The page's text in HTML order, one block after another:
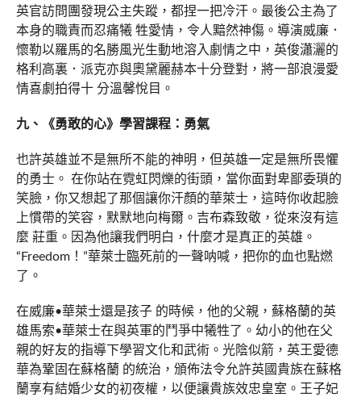
英官訪問團發現公主失蹤，都捏一把冷汗。最後公主為了
本身的職責而忍痛犧 牲愛情，令人黯然神傷。導演威廉．
懷勒以羅馬的名勝風光生動地溶入劇情之中，英俊瀟灑的
格利高裏．派克亦與奧黛麗赫本十分登對，將一部浪漫愛
情喜劇拍得十 分溫馨悅目。
九、《勇敢的心》學習課程：勇氣
也許英雄並不是無所不能的神明，但英雄一定是無所畏懼
的勇士。 在你站在霓虹閃爍的街頭，當你面對卑鄙委瑣的
笑臉，你又想起了那個讓你汗顏的華萊士，這時你收起臉
上慣帶的笑容，默默地向梅爾。吉布森致敬，從來沒有這
麼 莊重。因為他讓我們明白，什麼才是真正的英雄。
“Freedom！”華萊士臨死前的一聲呐喊，把你的血也點燃
了。
在威廉•華萊士還是孩子 的時候，他的父親，蘇格蘭的英
雄馬索•華萊士在與英軍的鬥爭中犧牲了。幼小的他在父
親的好友的指導下學習文化和武術。光陰似箭，英王愛德
華為鞏固在蘇格蘭 的統治，頒佈法令允許英國貴族在蘇格
蘭享有結婚少女的初夜權，以便讓貴族效忠皇室。王子妃